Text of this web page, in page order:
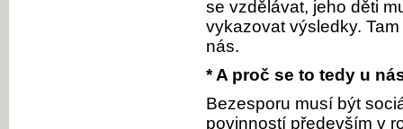
se vzdělávat, jeho děti
vykazovat výsledky.
nás.
* A proč se to tedy u
Bezesporu musí být
povinností především v